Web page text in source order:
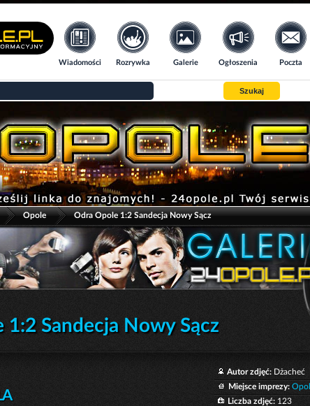
Wiadomości Rozrywka Galerie Ogłoszenia Poczta
Szukaj
>
Opole Odra Opole 1:2 Sandecja Nowy Sącz
1:2 Sandecja Nowy Sącz
Autor zdjęć: Dżacheć
Miejsce imprezy:
Liczba zdjęć: 123